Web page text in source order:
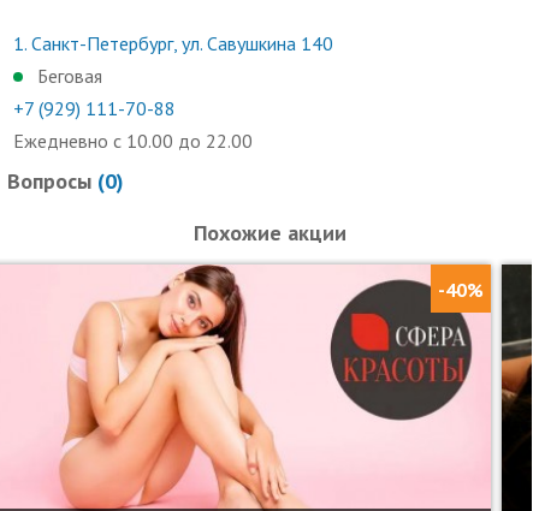
1. Санкт-Петербург, ул. Савушкина 140
Беговая
+7 (929) 111-70-88
Ежедневно с 10.00 до 22.00
Вопросы (0)
Похожие акции
-40%